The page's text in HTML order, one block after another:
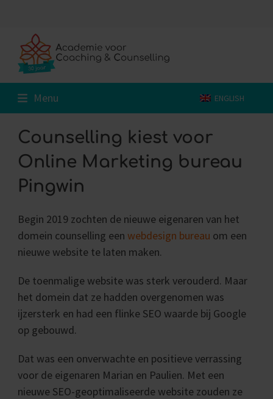
content
Menu ENGLISH
Counselling kiest voor
Online Marketing bureau
Pingwin
Begin 2019 zochten de nieuwe eigenaren van het
domein counselling eenwebdesign bureau om een
nieuwe website te laten maken.
De toenmalige website was sterk verouderd. Maar
het domein dat ze hadden overgenomen was
ijzersterk en had een flinke SEO waarde bij Google
op gebouwd.
Dat was een onverwachte en positieve verrassing
voor de eigenaren Marian en Paulien. Met een
nieuwe SEO-geoptimaliseerde website zouden ze